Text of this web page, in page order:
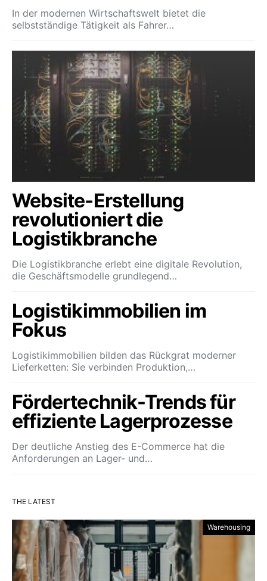
In der modernen Wirtschaftswelt bietet die
selbstständige Tätigkeit als Fahrer…
Website-Erstellung
revolutioniert die
Logistikbranche
Die Logistikbranche erlebt eine digitale Revolution,
die Geschäftsmodelle grundlegend…
Logistikimmobilien im
Fokus
Logistikimmobilien bilden das Rückgrat moderner
Lieferketten: Sie verbinden Produktion,…
Fördertechnik-Trends für
effiziente Lagerprozesse
Der deutliche Anstieg des E-Commerce hat die
Anforderungen an Lager- und…
THE LATEST
Warehousing